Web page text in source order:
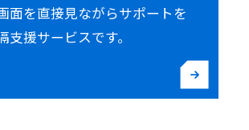
面を直接見ながらサポートを
支援サービスです。